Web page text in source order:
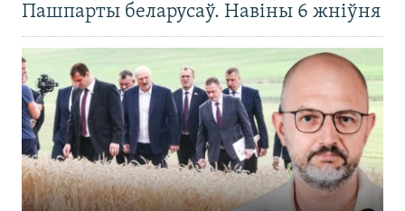
Пашпарты беларусаў. Навіны 6 жніўня